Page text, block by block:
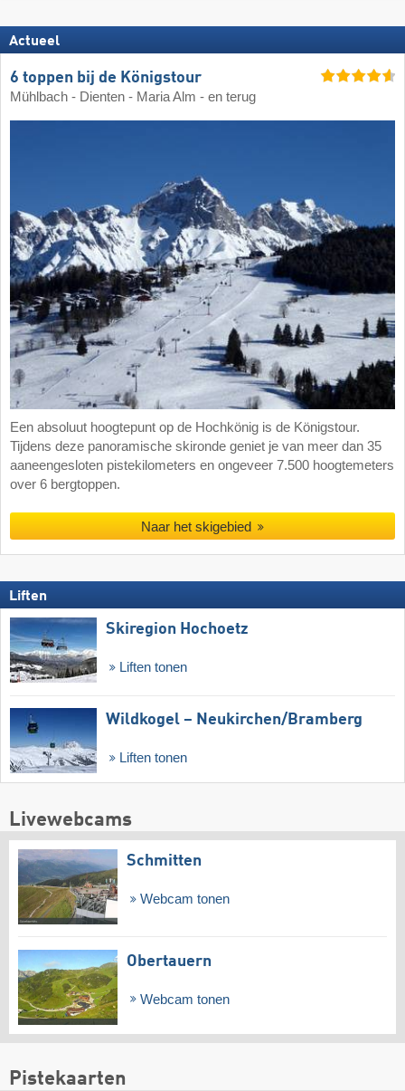
Actueel
6 toppen bij de Königstour
Mühlbach - Dienten - Maria Alm - en terug
Een absoluut hoogtepunt op de Hochkönig is de Königstour.
Tijdens deze panoramische skironde geniet je van meer dan 35
aaneengesloten pistekilometers en ongeveer 7.500 hoogtemeters
over 6 bergtoppen.
Naar het skigebied
Liften
Skiregion Hochoetz
Liften tonen
Wildkogel – Neukirchen/​Bramberg
Liften tonen
Livewebcams
Schmitten
Webcam tonen
Obertauern
Webcam tonen
Pistekaarten